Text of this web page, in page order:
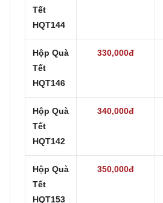
Tết
HQT144
Hộp Quà
Tết
HQT146
330,000đ
Hộp Quà
Tết
HQT142
340,000đ
Hộp Quà
Tết
HQT153
350,000đ